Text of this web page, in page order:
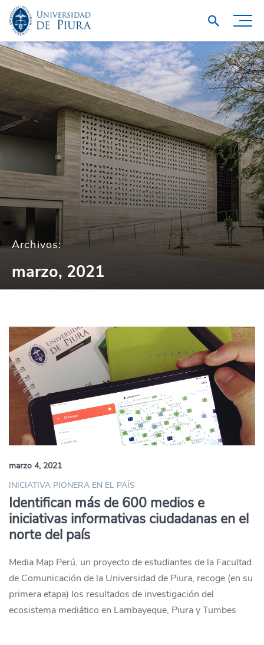
Archivos:
marzo, 2021
marzo 4, 2021
INICIATIVA PIONERA EN EL PAÍS
Identifican más de 600 medios e
iniciativas informativas ciudadanas en el
norte del país
Media Map Perú, un proyecto de estudiantes de la Facultad
de Comunicación de la Universidad de Piura, recoge (en su
primera etapa) los resultados de investigación del
ecosistema mediático en Lambayeque, Piura y Tumbes